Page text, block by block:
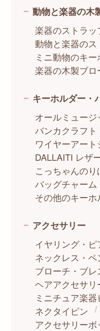
動物と楽器の木
楽器のストラッ
動物と楽器のス
ミニ動物のキ
楽器の木製ブロ
キーホルダー・
オールミュー
バンカクラフト
ワイヤーアー
DALLAITI レザ
こっちゃんの
バッグチャーム
その他のキー
アクセサリー
イヤリング・ピ
ネックレス・ペ
ブローチ・ブ
ヘアアクセサリ
ミニチュア楽
ネクタイピン
アクセサリーボ